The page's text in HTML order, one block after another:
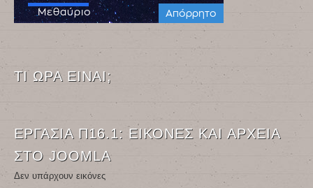
ΤΙ ΏΡΑ ΕΊΝΑΙ;
ΕΡΓΑΣΊΑ Π16.1: ΕΙΚΌΝΕΣ ΚΑΙ ΑΡΧΕΊΑ
ΣΤΟ JOOMLA
Δεν υπάρχουν εικόνες